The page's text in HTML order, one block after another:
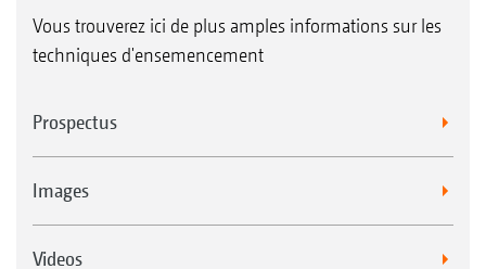
Vous trouverez ici de plus amples informations sur les
techniques d'ensemencement
Prospectus
Images
Videos